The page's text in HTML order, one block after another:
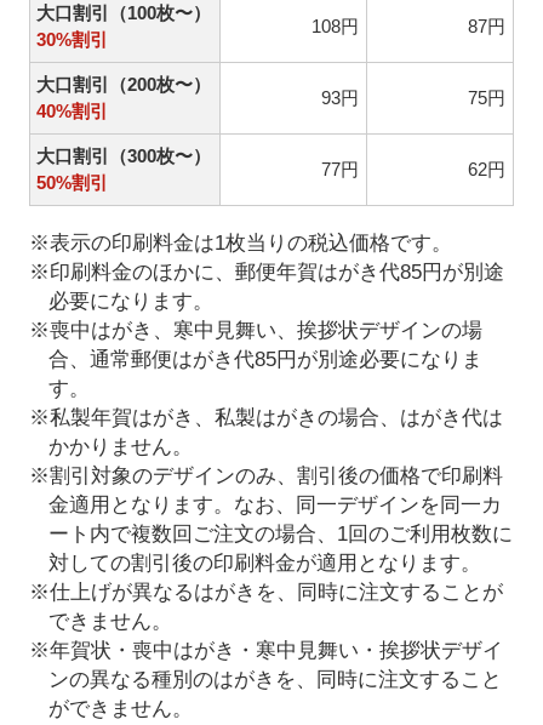
大口割引（100枚〜）
30%割引
108円 87円
大口割引（200枚〜）
40%割引
93円 75円
大口割引（300枚〜）
50%割引
77円 62円
※表示の印刷料金は1枚当りの税込価格です。
※印刷料金のほかに、郵便年賀はがき代85円が別途
必要になります。
※喪中はがき、寒中見舞い、挨拶状デザインの場
合、通常郵便はがき代85円が別途必要になりま
す。
※私製年賀はがき、私製はがきの場合、はがき代は
かかりません。
※割引対象のデザインのみ、割引後の価格で印刷料
金適用となります。なお、同一デザインを同一カ
ート内で複数回ご注文の場合、1回のご利用枚数に
対しての割引後の印刷料金が適用となります。
※仕上げが異なるはがきを、同時に注文することが
できません。
※年賀状・喪中はがき・寒中見舞い・挨拶状デザイ
ンの異なる種別のはがきを、同時に注文すること
ができません。